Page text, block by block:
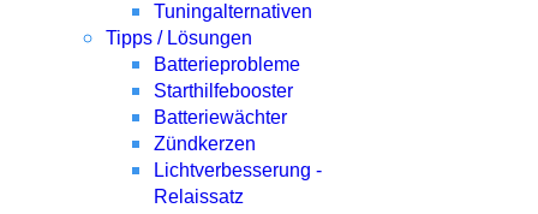
Tuningalternativen
Tipps / Lösungen
Batterieprobleme
Starthilfebooster
Batteriewächter
Zündkerzen
Lichtverbesserung -
Relaissatz